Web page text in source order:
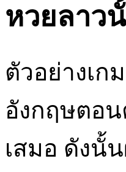
หวยลาว
ตัวอย่างเ
อังกฤษตอ
เสมอ ดังนั้